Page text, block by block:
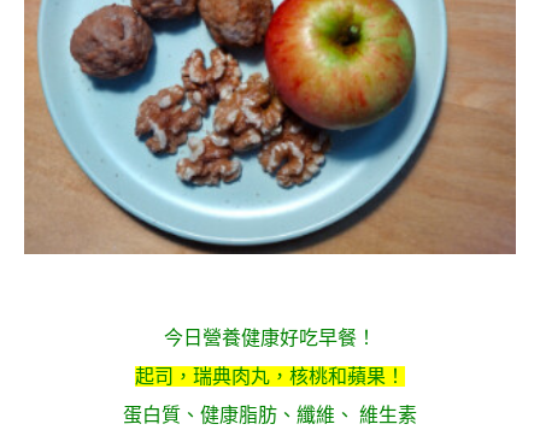
今日營養健康好吃早餐！
起司，瑞典肉丸，核桃和蘋果！
蛋白質、健康脂肪、纖維、 維生素